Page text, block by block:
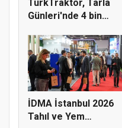
TürkTraktör, Tarla
Günleri'nde 4 bin
İDMA İstanbul 2026
Tahıl ve Yem